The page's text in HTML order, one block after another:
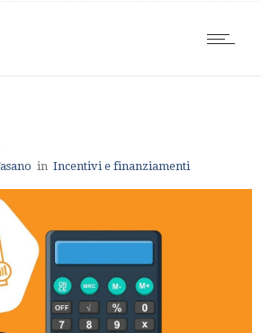
in Incentivi e finanziamenti